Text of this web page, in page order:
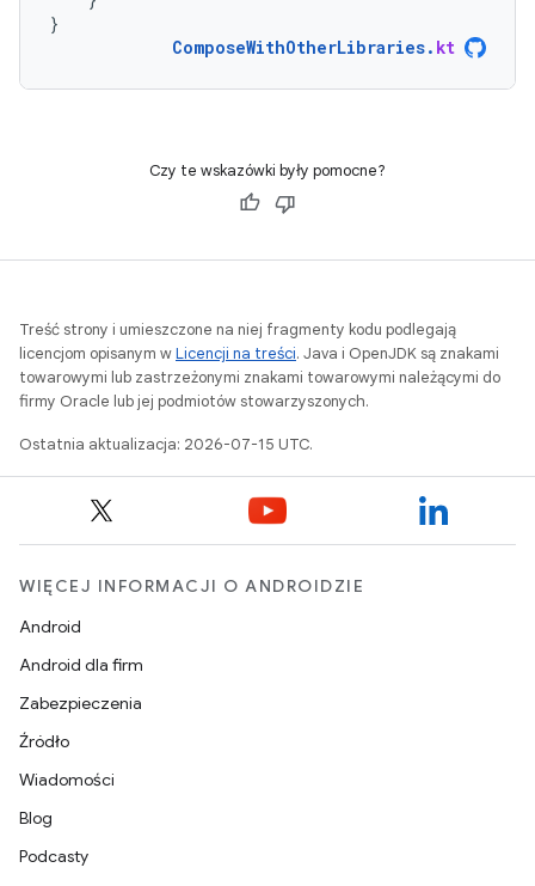
}
ComposeWithOtherLibraries. kt
Czy te wskazówki były pomocne?
Treść strony i umieszczone na niej fragmenty kodu podlegają
licencjom opisanym wLicencji na treści. Java i OpenJDK są znakami
towarowymi lub zastrzeżonymi znakami towarowymi należącymi do
firmy Oracle lub jej podmiotów stowarzyszonych.
Ostatnia aktualizacja: 2026-07-15 UTC.
WIĘCEJ INFORMACJI O ANDROIDZIE
Android
Android dla firm
Zabezpieczenia
Źródło
Wiadomości
Blog
Podcasty